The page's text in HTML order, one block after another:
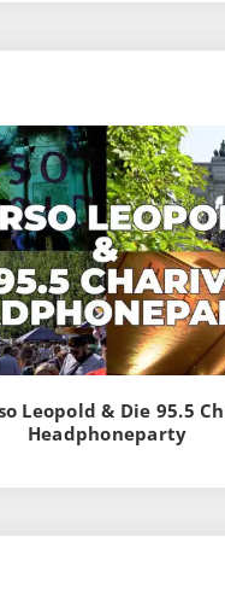
Leopold & Die 95.5
Headphoneparty